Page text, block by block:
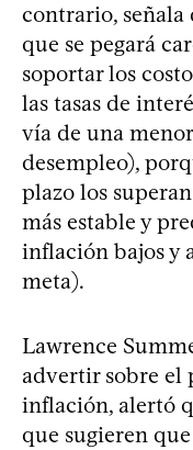
contrario, señala
que se pegará
soportar los
las tasas de
vía de una
desempleo),
plazo los
más estable y
inflación bajos y
meta).
Lawrence
advertir sobre el
inflación, alertó
que sugieren